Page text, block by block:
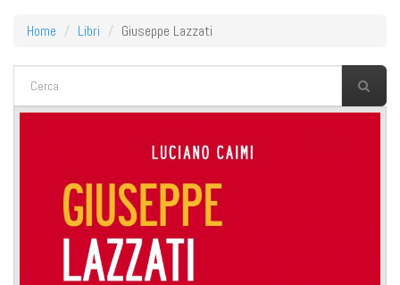
Home Libri Giuseppe Lazzati
FORM DI RICERCA